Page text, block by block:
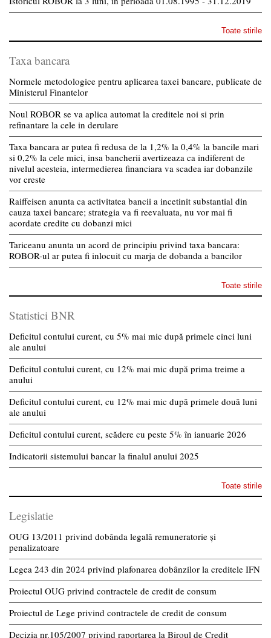
Toate stirile
Taxa bancara
Normele metodologice pentru aplicarea taxei bancare, publicate de
Ministerul Finantelor
Noul ROBOR se va aplica automat la creditele noi si prin
refinantare la cele in derulare
Taxa bancara ar putea fi redusa de la 1,2% la 0,4% la bancile mari
si 0,2% la cele mici, insa bancherii avertizeaza ca indiferent de
nivelul acesteia, intermedierea financiara va scadea iar dobanzile
vor creste
Raiffeisen anunta ca activitatea bancii a incetinit substantial din
cauza taxei bancare; strategia va fi reevaluata, nu vor mai fi
acordate credite cu dobanzi mici
Tariceanu anunta un acord de principiu privind taxa bancara:
ROBOR-ul ar putea fi inlocuit cu marja de dobanda a bancilor
Toate stirile
Statistici BNR
Deficitul contului curent, cu 5% mai mic după primele cinci luni
ale anului
Deficitul contului curent, cu 12% mai mic după prima treime a
anului
Deficitul contului curent, cu 12% mai mic după primele două luni
ale anului
Deficitul contului curent, scădere cu peste 5% în ianuarie 2026
Indicatorii sistemului bancar la finalul anului 2025
Toate stirile
Legislatie
OUG 13/2011 privind dobânda legală remuneratorie și
penalizatoare
Legea 243 din 2024 privind plafonarea dobânzilor la creditele IFN
Proiectul OUG privind contractele de credit de consum
Proiectul de Lege privind contractele de credit de consum
Decizia nr.105/2007 privind raportarea la Biroul de Credit